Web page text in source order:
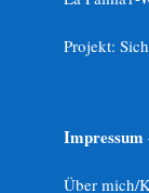
Projekt:
Impressum
Über mich/